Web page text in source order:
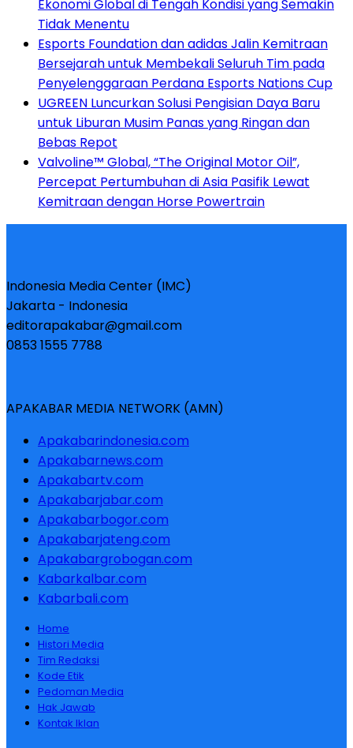
Ekonomi Global di Tengah Kondisi yang Semakin
Tidak Menentu
Esports Foundation dan adidas Jalin Kemitraan
Bersejarah untuk Membekali Seluruh Tim pada
Penyelenggaraan Perdana Esports Nations Cup
UGREEN Luncurkan Solusi Pengisian Daya Baru
untuk Liburan Musim Panas yang Ringan dan
Bebas Repot
Valvoline™ Global, “The Original Motor Oil”,
Percepat Pertumbuhan di Asia Pasifik Lewat
Kemitraan dengan Horse Powertrain
Indonesia Media Center (IMC)
Jakarta - Indonesia
editorapakabar@gmail.com
0853 1555 7788
APAKABAR MEDIA NETWORK (AMN)
Apakabarindonesia.com
Apakabarnews.com
Apakabartv.com
Apakabarjabar.com
Apakabarbogor.com
Apakabarjateng.com
Apakabargrobogan.com
Kabarkalbar.com
Kabarbali.com
Home
Histori Media
Tim Redaksi
Kode Etik
Pedoman Media
Hak Jawab
Kontak Iklan